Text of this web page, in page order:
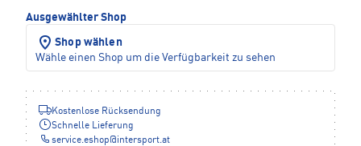
Ausgewählter Shop
Shop wählen
Wähle einen Shop um die Verfügbarkeit zu sehen
Kostenlose Rücksendung
Schnelle Lieferung
service.eshop@intersport.at